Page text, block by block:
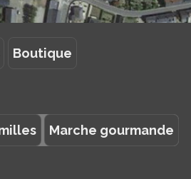
Boutique
Marche gourmande